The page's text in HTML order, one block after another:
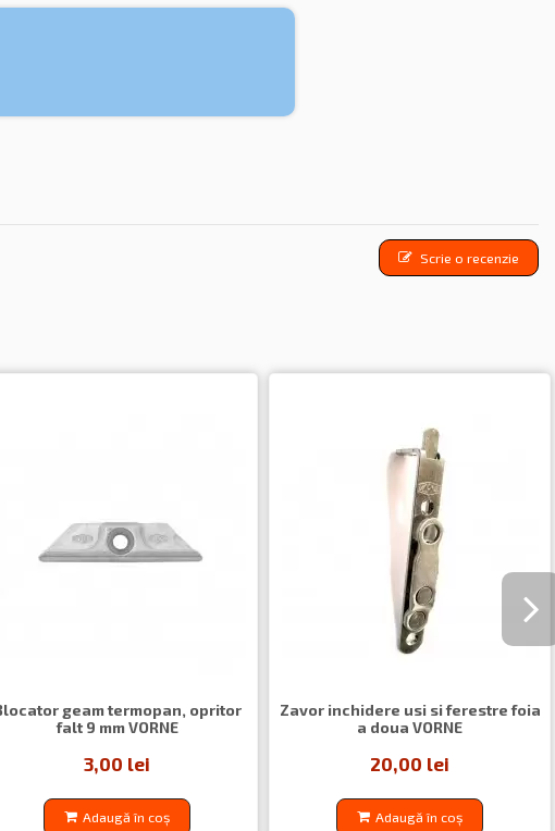
Scrie o recenzie
geam termopan, opritor
falt 9 mm VORNE
3,00 lei
Adaugă în coș
Zavor inchidere usi si ferestre foia
a doua VORNE
20,00 lei
Adaugă în coș